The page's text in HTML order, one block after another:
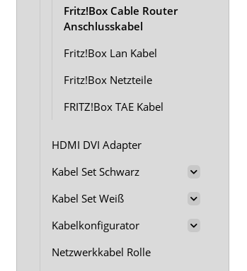
Fritz!Box Cable Router
Anschlusskabel
Fritz!Box Lan Kabel
Fritz!Box Netzteile
FRITZ!Box TAE Kabel
HDMI DVI Adapter
Kabel Set Schwarz
Kabel Set Weiß
Kabelkonfigurator
Netzwerkkabel Rolle